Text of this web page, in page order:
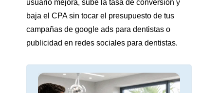
usuario mejora, sube la tasa de conversión y
baja el CPA sin tocar el presupuesto de tus
campañas de google ads para dentistas o
publicidad en redes sociales para dentistas.